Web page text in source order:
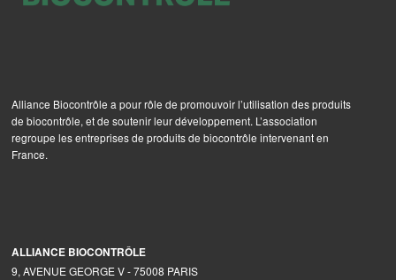
Alliance Biocontrôle a pour rôle de promouvoir l’utilisation des produits
de biocontrôle, et de soutenir leur développement. L’association
regroupe les entreprises de produits de biocontrôle intervenant en
France.
ALLIANCE BIOCONTRÔLE
9, AVENUE GEORGE V - 75008 PARIS